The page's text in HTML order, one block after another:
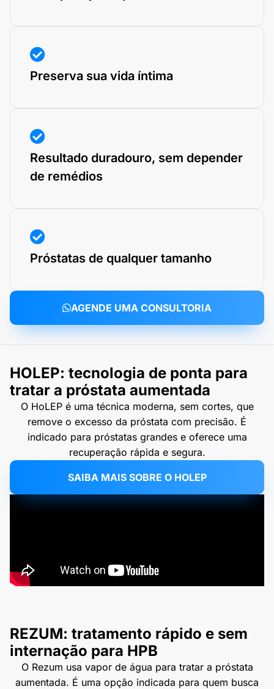
Preserva sua vida íntima
Resultado duradouro, sem depender
de remédios
Próstatas de qualquer tamanho
AGENDE UMA CONSULTORIA
HOLEP: tecnologia de ponta para
tratar a próstata aumentada
O HoLEP é uma técnica moderna, sem cortes, que
remove o excesso da próstata com precisão. É
indicado para próstatas grandes e oferece uma
recuperação rápida e segura.
SAIBA MAIS SOBRE O HOLEP
REZUM: tratamento rápido e sem
internação para HPB
O Rezum usa vapor de água para tratar a próstata
aumentada. É uma opção indicada para quem busca